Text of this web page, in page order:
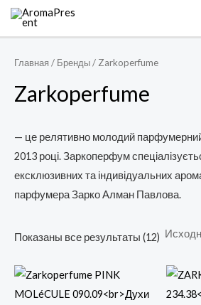
Перейти
Главная / Бренды / Zarkoperfume
Zarkoperfume
— це релятивно молодий
2013 році. Заркоперфум
ексклюзивних та індивідуальних
парфумера Зарко Алман Павлова.
Показаны все результаты (12)